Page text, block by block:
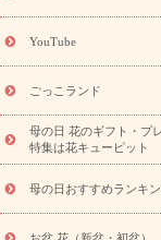
(トルコキキョウ)
ら探す
お祝いの花
念日
結婚祝い 出
寿祝い
プチギフト
供え・お悔やみ商品一
YouTube
ごっこランド
母の日 花のギフト・プ
特集は花キューピット
母の日おすすめランキ